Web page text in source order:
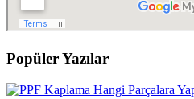
Popüler Yazılar